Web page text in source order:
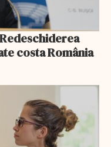
costa România